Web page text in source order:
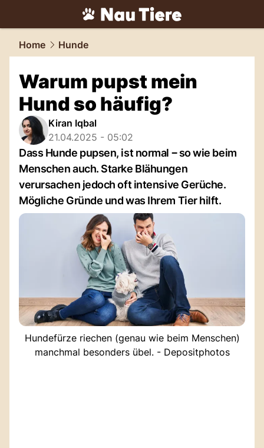
tiere.NAU.ch
Home Hunde
Warum pupst mein
Hund so häufig?
Kiran Iqbal
21.04.2025 - 05:02
Dass Hunde pupsen, ist normal ‒ so wie beim
Menschen auch. Starke Blähungen
verursachen jedoch oft intensive Gerüche.
Mögliche Gründe und was Ihrem Tier hilft.
Hundefürze riechen (genau wie beim Menschen)
manchmal besonders übel. - Depositphotos